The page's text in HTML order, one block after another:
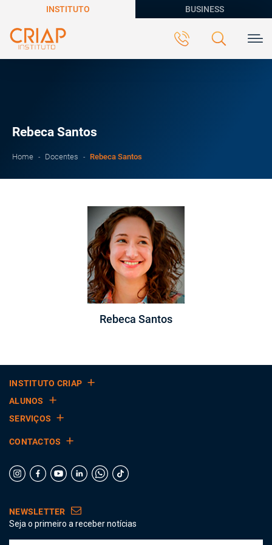
INSTITUTO BUSINESS
Rebeca Santos
Home Docentes Rebeca Santos
Rebeca Santos
INSTITUTO CRIAP
ALUNOS
SERVIÇOS
CONTACTOS
NEWSLETTER
Seja o primeiro a receber notícias